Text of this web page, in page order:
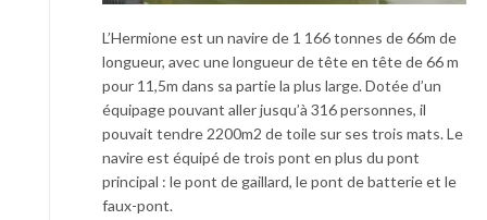
L’Hermione est un navire de 1 166 tonnes de 66m de
longueur, avec une longueur de tête en tête de 66 m
pour 11,5m dans sa partie la plus large. Dotée d’un
équipage pouvant aller jusqu’à 316 personnes, il
pouvait tendre 2200m2 de toile sur ses trois mats. Le
navire est équipé de trois pont en plus du pont
principal : le pont de gaillard, le pont de batterie et le
faux-pont.